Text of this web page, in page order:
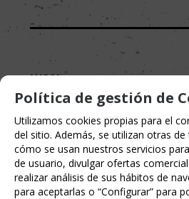
MARCA
PLANETA CÓMIC
Política de gestión de
Utilizamos cookies propias para el
del sitio. Además, se utilizan otras
cómo se usan nuestros servicios
de usuario, divulgar ofertas
realizar análisis de sus hábitos de
para aceptarlas o “Configurar” para